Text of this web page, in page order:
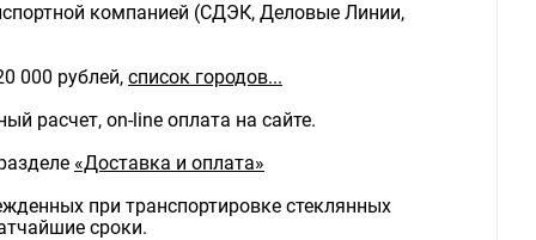
компанией (СДЭК, Деловые Линии,
000 рублей, список городов...
расчет, on-line оплата на сайте.
«Доставка и оплата»
при транспортировке стеклянных
сроки.